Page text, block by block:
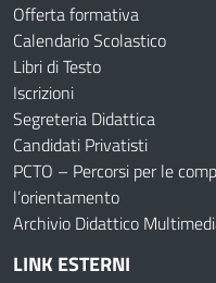
Offerta formativa
Calendario Scolastico
Libri di Testo
Iscrizioni
Segreteria Didattica
Candidati Privatisti
PCTO – Percorsi per le
l’orientamento
Archivio Didattico
LINK ESTERNI